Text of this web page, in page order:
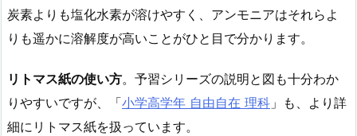
炭素よりも塩化水素が溶けやすく、アンモニアはそれらよ
りも遥かに溶解度が高いことがひと目で分かります。
リトマス紙の使い方。予習シリーズの説明と図も十分わか
りやすいですが、「小学高学年 自由自在 理科 」も、より詳
細にリトマス紙を扱っています。